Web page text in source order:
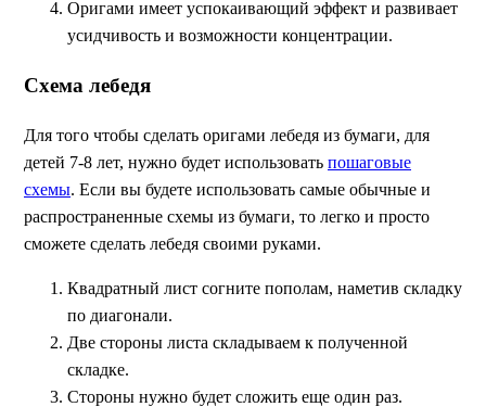
Оригами имеет успокаивающий эффект и развивает
усидчивость и возможности концентрации.
Схема лебедя
Для того чтобы сделать оригами лебедя из бумаги, для
детей 7-8 лет, нужно будет использовать пошаговые
схемы. Если вы будете использовать самые обычные и
распространенные схемы из бумаги, то легко и просто
сможете сделать лебедя своими руками.
Квадратный лист согните пополам, наметив складку
по диагонали.
Две стороны листа складываем к полученной
складке.
Стороны нужно будет сложить еще один раз.